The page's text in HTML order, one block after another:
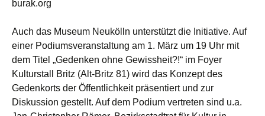
burak.org
Auch das Museum Neukölln unterstützt die Initiative. Auf
einer Podiumsveranstaltung am 1. März um 19 Uhr mit
dem Titel „Gedenken ohne Gewissheit?!“ im Foyer
Kulturstall Britz (Alt-Britz 81) wird das Konzept des
Gedenkorts der Öffentlichkeit präsentiert und zur
Diskussion gestellt. Auf dem Podium vertreten sind u.a.